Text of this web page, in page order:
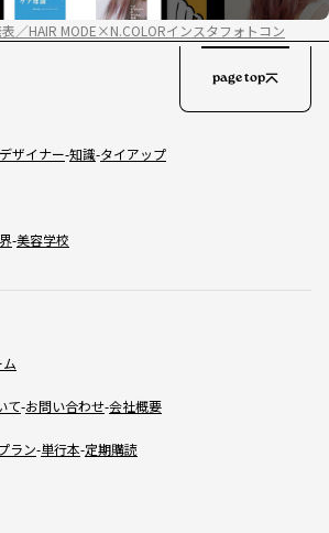
／HAIR MODE×N.COLORインスタフォトコン
ザイナー 知識 タイアップ
美容学校
て お問い合わせ 会社概要
ラン 単行本 定期購読
page top